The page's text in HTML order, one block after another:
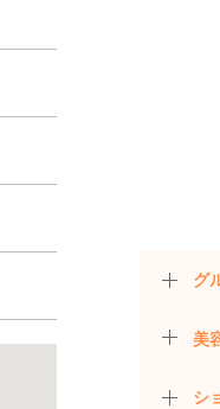
グ
美
シ